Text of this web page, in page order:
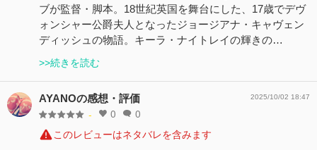
ブが監督・脚本。18世紀英国を舞台にした、17歳でデヴ
ォンシャー公爵夫人となったジョージアナ・キャヴェン
ディッシュの物語。キーラ・ナイトレイの輝きの…
>>続きを読む
AYANOの感想・評価
- 0 0
2025/10/02 18:47
このレビューはネタバレを含みます